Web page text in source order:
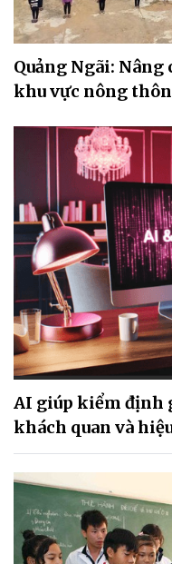
Quảng Ngãi:
khu vực nông thôn
AI giúp kiểm định
khách quan và